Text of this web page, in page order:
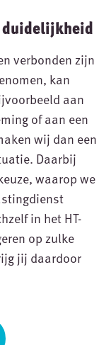
duidelijkheid
verbonden zijn
kan
aan
of aan een
wij dan een
Daarbij
waarop we
in het HT-
op zulke
jij daardoor